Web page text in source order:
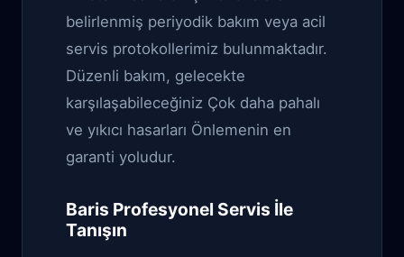
belirlenmiş periyodik bakım veya acil
servis protokollerimiz bulunmaktadır.
Düzenli bakım, gelecekte
karşılaşabileceğiniz Çok daha pahalı
ve yıkıcı hasarları Önlemenin en
garanti yoludur.
Baris Profesyonel Servis İle
Tanışın